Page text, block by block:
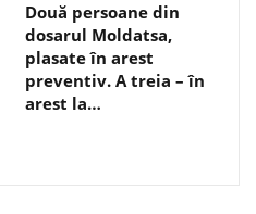
Două persoane din
dosarul Moldatsa,
plasate în arest
preventiv. A treia – în
arest la…